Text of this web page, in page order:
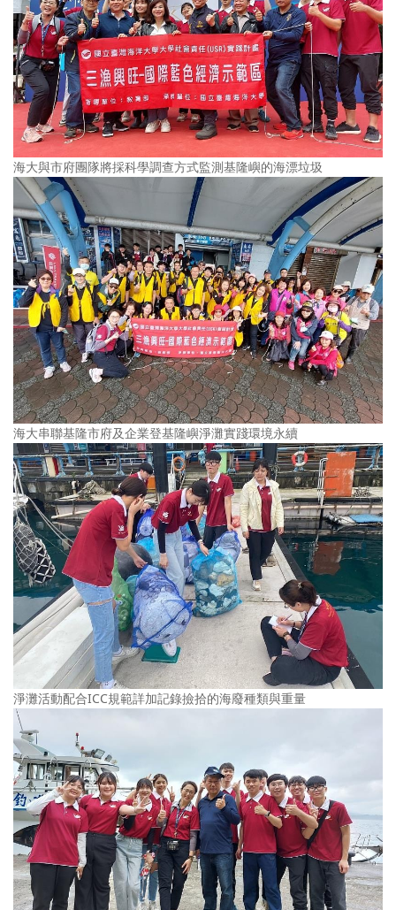
海大與市府團隊將採科學調查方式監測基隆嶼的海漂垃圾
海大串聯基隆市府及企業登基隆嶼淨灘實踐環境永續
淨灘活動配合ICC規範詳加記錄撿拾的海廢種類與重量